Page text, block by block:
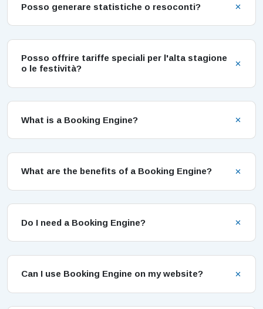
Posso generare statistiche o resoconti?
Posso offrire tariffe speciali per l'alta stagione
o le festività?
What is a Booking Engine?
What are the benefits of a Booking Engine?
Do I need a Booking Engine?
Can I use Booking Engine on my website?